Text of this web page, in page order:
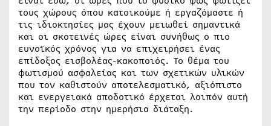
τους χώρους όπου κατοικούμε ή εργαζόμαστε ή
τις ιδιοκτησίες μας έχουν μειωθεί σημαντικά
και οι σκοτεινές ώρες είναι συνήθως ο πιο
ευνοϊκός χρόνος για να επιχειρήσει ένας
επίδοξος εισβολέας-κακοποιός. Το θέμα του
φωτισμού ασφαλείας και των σχετικών υλικών
που τον καθιστούν αποτελεσματικό, αξιόπιστο
και ενεργειακά αποδοτικό έρχεται λοιπόν αυτή
την περίοδο στην ημερήσια διάταξη.